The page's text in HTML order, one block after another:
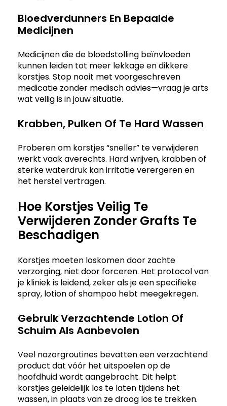
Bloedverdunners En Bepaalde
Medicijnen
Medicijnen die de bloedstolling beïnvloeden
kunnen leiden tot meer lekkage en dikkere
korstjes. Stop nooit met voorgeschreven
medicatie zonder medisch advies—vraag je arts
wat veilig is in jouw situatie.
Krabben, Pulken Of Te Hard Wassen
Proberen om korstjes “sneller” te verwijderen
werkt vaak averechts. Hard wrijven, krabben of
sterke waterdruk kan irritatie verergeren en
het herstel vertragen.
Hoe Korstjes Veilig Te
Verwijderen Zonder Grafts Te
Beschadigen
Korstjes moeten loskomen door zachte
verzorging, niet door forceren. Het protocol van
je kliniek is leidend, zeker als je een specifieke
spray, lotion of shampoo hebt meegekregen.
Gebruik Verzachtende Lotion Of
Schuim Als Aanbevolen
Veel nazorgroutines bevatten een verzachtend
product dat vóór het uitspoelen op de
hoofdhuid wordt aangebracht. Dit helpt
korstjes geleidelijk los te laten tijdens het
wassen, in plaats van ze droog los te trekken.